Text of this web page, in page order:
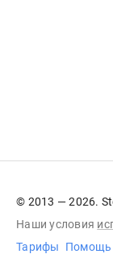
© 2013 — 2026.
Наши условия
Тарифы
Помощь